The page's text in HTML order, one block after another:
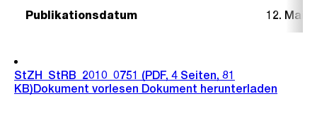
Publikationsdatum 12. Mai
StZH_StRB_2010_0751 (PDF, 4 Seiten, 81
KB)Dokument vorlesen Dokument herunterladen